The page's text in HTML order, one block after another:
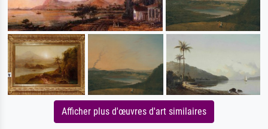
Afficher plus d'œuvres d'art similaires